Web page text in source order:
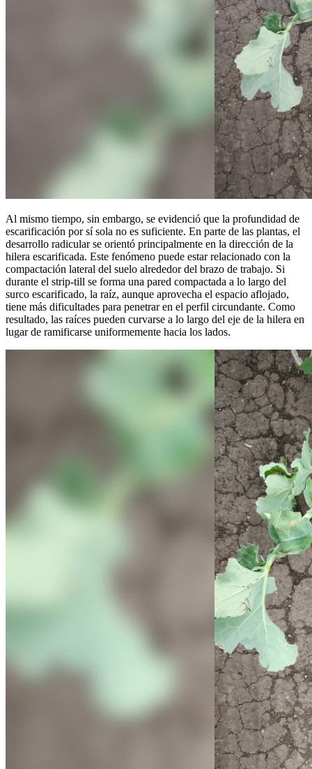
Al mismo tiempo, sin embargo, se evidenció que la profundidad de
escarificación por sí sola no es suficiente. En parte de las plantas, el
desarrollo radicular se orientó principalmente en la dirección de la
hilera escarificada. Este fenómeno puede estar relacionado con la
compactación lateral del suelo alrededor del brazo de trabajo. Si
durante el strip-till se forma una pared compactada a lo largo del
surco escarificado, la raíz, aunque aprovecha el espacio aflojado,
tiene más dificultades para penetrar en el perfil circundante. Como
resultado, las raíces pueden curvarse a lo largo del eje de la hilera en
lugar de ramificarse uniformemente hacia los lados.